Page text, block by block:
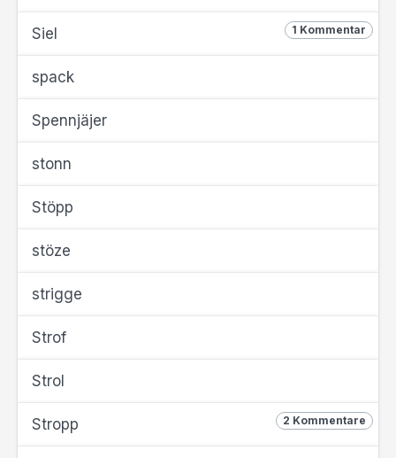
1 Kommentar
Siel
spack
Spennjäjer
stonn
Stöpp
stöze
strigge
Strof
Strol
2 Kommentare
Stropp